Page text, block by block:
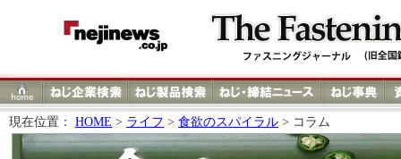
現在位置： HOME > ライフ > 食欲のスパイラル > コラム